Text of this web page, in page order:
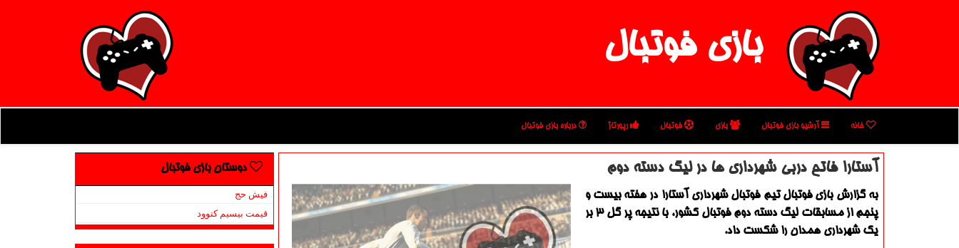
بازی فوتبال
خانه آرشیو بازی فوتبال بازی فوتبال رپورتاژ درباره بازی فوتبال
آستارا فاتح دربی شهرداری ها در لیگ دسته دوم
به گزارش بازی فوتبال تیم فوتبال شهرداری آستارا در هفته بیست و
پنجم از مسابقات لیگ دسته دوم فوتبال كشور، با نتیجه پر گل ۳ بر
یك شهرداری همدان را شكست داد.
دوستان بازی فوتبال
فیش حج
قیمت بیسیم کنوود